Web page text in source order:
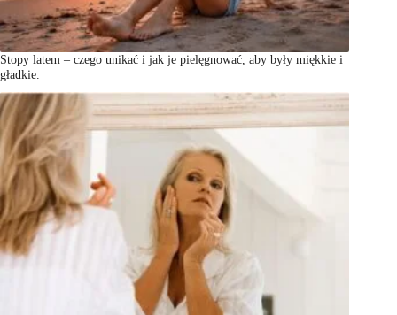
Stopy latem – czego unikać i jak je pielęgnować, aby były miękkie i
gładkie.